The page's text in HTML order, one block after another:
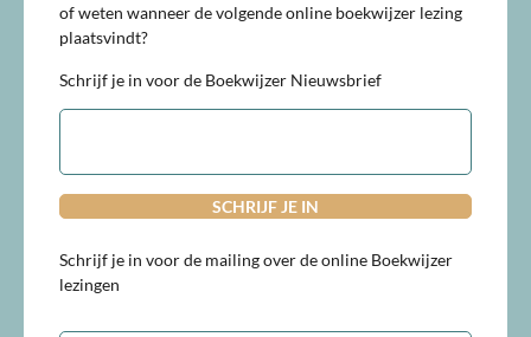
of weten wanneer de volgende online boekwijzer lezing
plaatsvindt?
Schrijf je in voor de Boekwijzer Nieuwsbrief
E-
Schrijf je in voor de mailing over de online Boekwijzer
lezingen